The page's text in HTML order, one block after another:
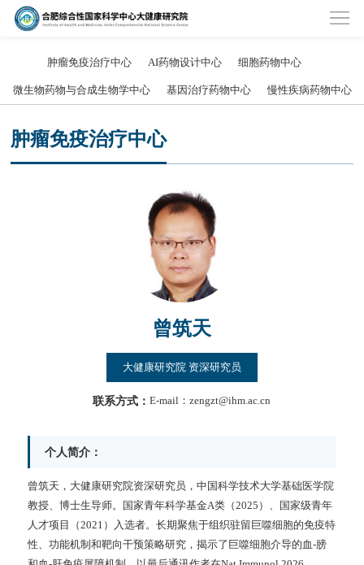
肿瘤免疫治疗中心 AI药物设计中心 细胞药物中心
微生物药物与合成生物学中心 基因治疗药物中心 慢性疾病药物中心
肿瘤免疫治疗中心
曾筑天
大健康研究院 资深研究员
联系方式：E-mail：zengzt@ihm.ac.cn
个人简介：
曾筑天，大健康研究院资深研究员，中国科学技术大学基础医学院
教授、博士生导师。国家青年科学基金A类（2025 ）、国家级青年
人才项目（2021 ）入选者。长期聚焦于组织驻留巨噬细胞的免疫特
性、功能机制和靶向干预策略研究，揭示了巨噬细胞介导的血-膀